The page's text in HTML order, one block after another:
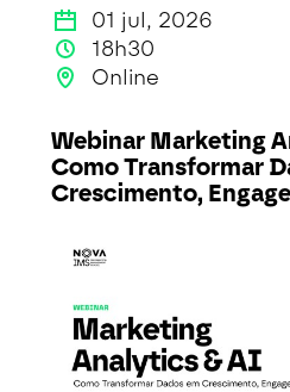
01 jul, 2026
18h30
Online
Webinar Marketing
Como Transformar
Crescimento,